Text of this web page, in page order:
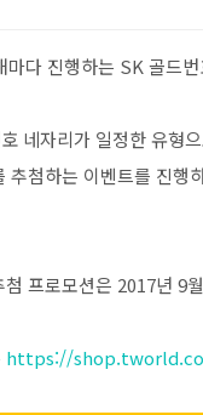
마다 진행하는 SK 골드
네자리가 일정한 유형
추첨하는 이벤트를 진행
첨 프로모션은 2017년 9
https://